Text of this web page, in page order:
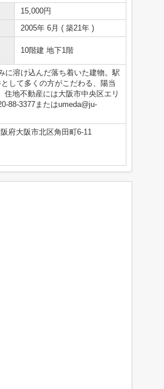
15,000円
2005年 6月 ( 築21年 )
10階建 地下1階
に溶け込んだ落ち着いた建物。駅
して多くの方がこだわる、陽当
地不動産には大阪市中央区エリ
88-3377またはumeda@ju-
府大阪市北区角田町6-11